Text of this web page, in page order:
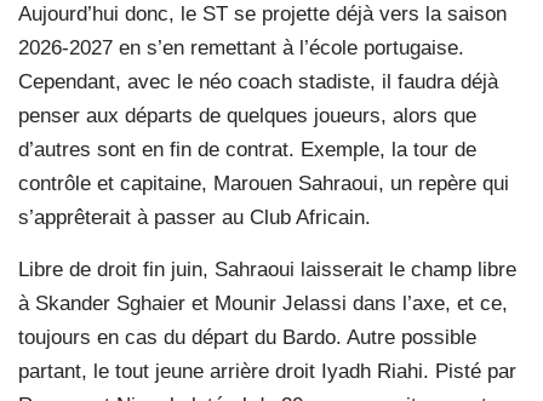
Aujourd’hui donc, le ST se projette déjà vers la saison
2026-2027 en s’en remettant à l’école portugaise.
Cependant, avec le néo coach stadiste, il faudra déjà
penser aux départs de quelques joueurs, alors que
d’autres sont en fin de contrat. Exemple, la tour de
contrôle et capitaine, Marouen Sahraoui, un repère qui
s’apprêterait à passer au Club Africain.
Libre de droit fin juin, Sahraoui laisserait le champ libre
à Skander Sghaier et Mounir Jelassi dans l’axe, et ce,
toujours en cas du départ du Bardo. Autre possible
partant, le tout jeune arrière droit Iyadh Riahi. Pisté par